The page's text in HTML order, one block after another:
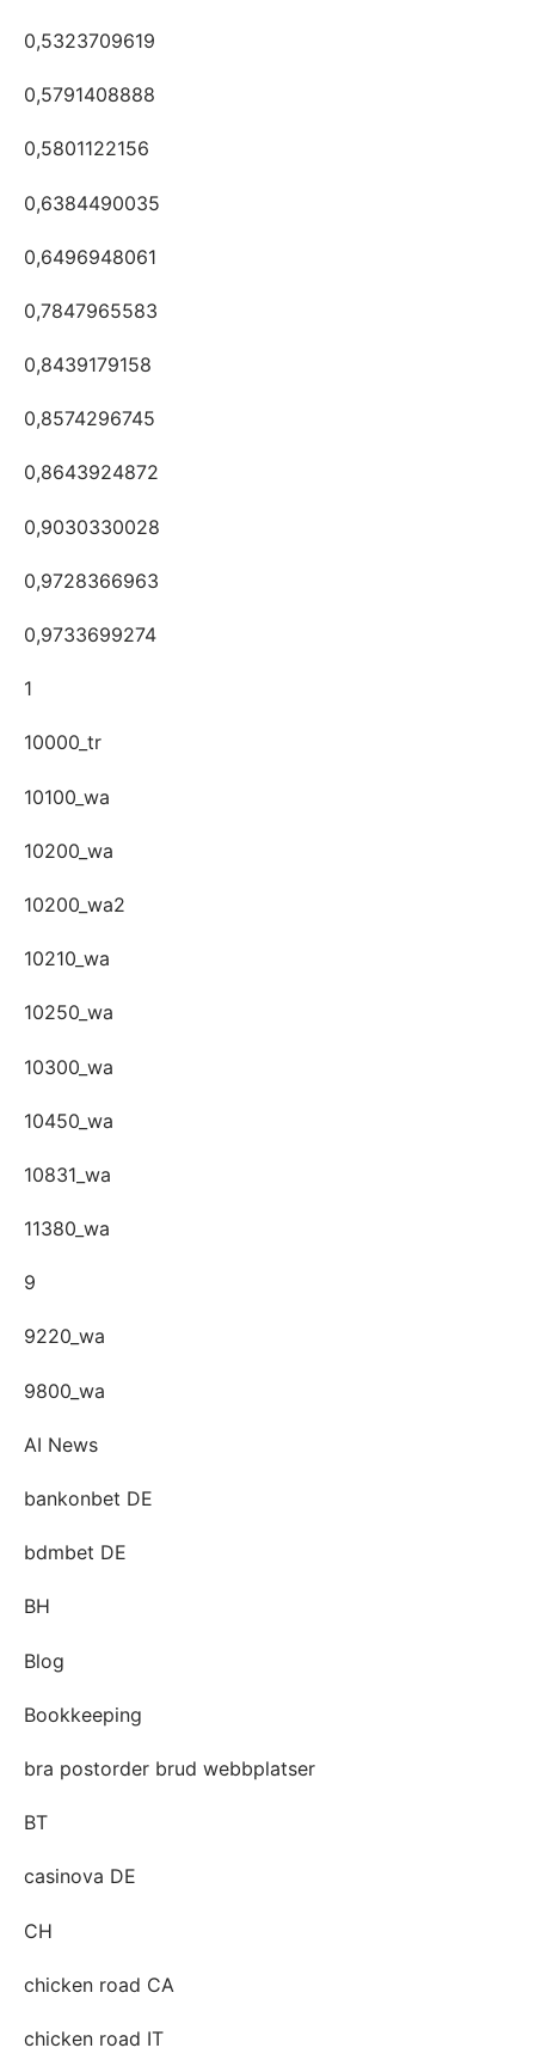
0,5323709619
0,5791408888
0,5801122156
0,6384490035
0,6496948061
0,7847965583
0,8439179158
0,8574296745
0,8643924872
0,9030330028
0,9728366963
0,9733699274
1
10000_tr
10100_wa
10200_wa
10200_wa2
10210_wa
10250_wa
10300_wa
10450_wa
10831_wa
11380_wa
9
9220_wa
9800_wa
AI News
bankonbet DE
bdmbet DE
BH
Blog
Bookkeeping
bra postorder brud webbplatser
BT
casinova DE
CH
chicken road CA
chicken road IT